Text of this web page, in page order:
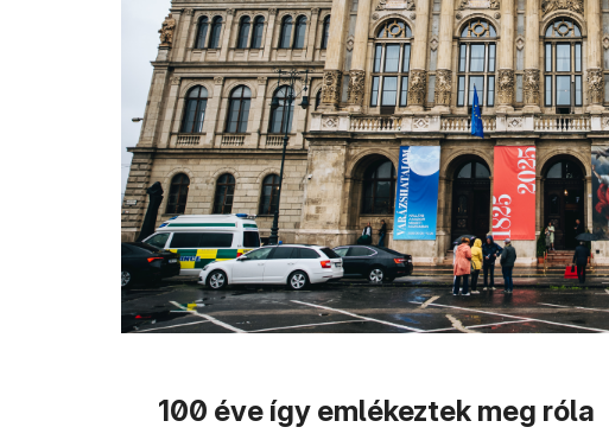
100 éve így emlékeztek meg róla